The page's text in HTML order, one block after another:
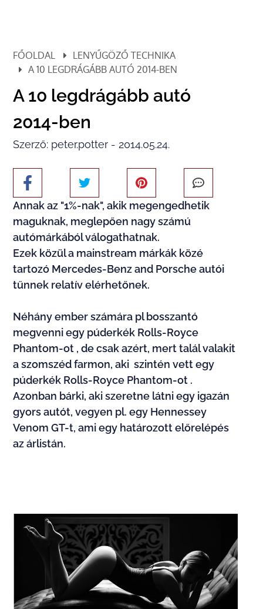
FŐOLDAL
LENYŰGÖZŐ TECHNIKA
A 10 LEGDRÁGÁBB AUTÓ 2014-BEN
A 10 legdrágább autó
2014-ben
Szerző: peter.potter - 2014.05.24.
Annak az "1%-nak", akik megengedhetik
maguknak, meglepően nagy számú
autómárkából válogathatnak.
Ezek közül a mainstream márkák közé
tartozó Mercedes-Benz and Porsche autói
tűnnek relatív elérhetőnek.
Néhány ember számára pl bosszantó
megvenni egy púderkék Rolls-Royce
Phantom-ot , de csak azért, mert talál valakit
a szomszéd farmon, aki szintén vett egy
púderkék Rolls-Royce Phantom-ot .
Azonban bárki, aki szeretne látni egy igazán
gyors autót, vegyen pl. egy Hennessey
Venom GT-t, ami egy határozott előrelépés
az árlistán.